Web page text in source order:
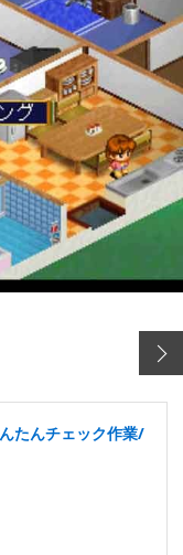
たんチェック作業/